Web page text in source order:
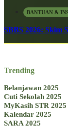
BANTUAN &
SBBS 2026: Skim
Trending
Belanjawan 2025
Cuti Sekolah 2025
MyKasih STR 2025
Kalendar 2025
SARA 2025